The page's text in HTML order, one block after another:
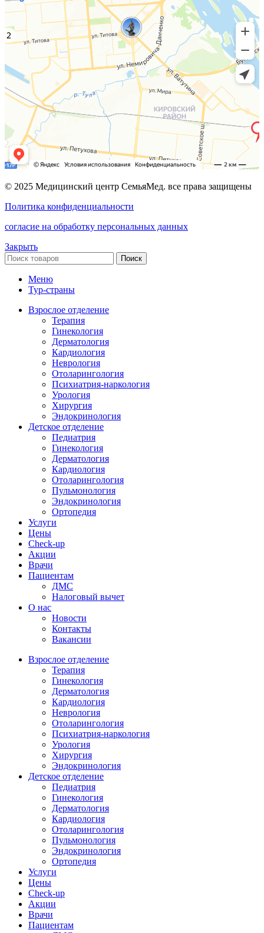
© 2025 Медицинский центр СемьяМед. все права защищены
Политика конфиденциальности
согласие на обработку персональных данных
Закрыть
Поиск
Меню
Тур-страны
Взрослое отделение
Терапия
Гинекология
Дерматология
Кардиология
Неврология
Отоларингология
Психиатрия-наркология
Урология
Хирургия
Эндокринология
Детское отделение
Педиатрия
Гинекология
Дерматология
Кардиология
Отоларингология
Пульмонология
Эндокринология
Ортопедия
Услуги
Цены
Check-up
Акции
Врачи
Пациентам
ДМС
Налоговый вычет
О нас
Новости
Контакты
Вакансии
Взрослое отделение
Терапия
Гинекология
Дерматология
Кардиология
Неврология
Отоларингология
Психиатрия-наркология
Урология
Хирургия
Эндокринология
Детское отделение
Педиатрия
Гинекология
Дерматология
Кардиология
Отоларингология
Пульмонология
Эндокринология
Ортопедия
Услуги
Цены
Check-up
Акции
Врачи
Пациентам